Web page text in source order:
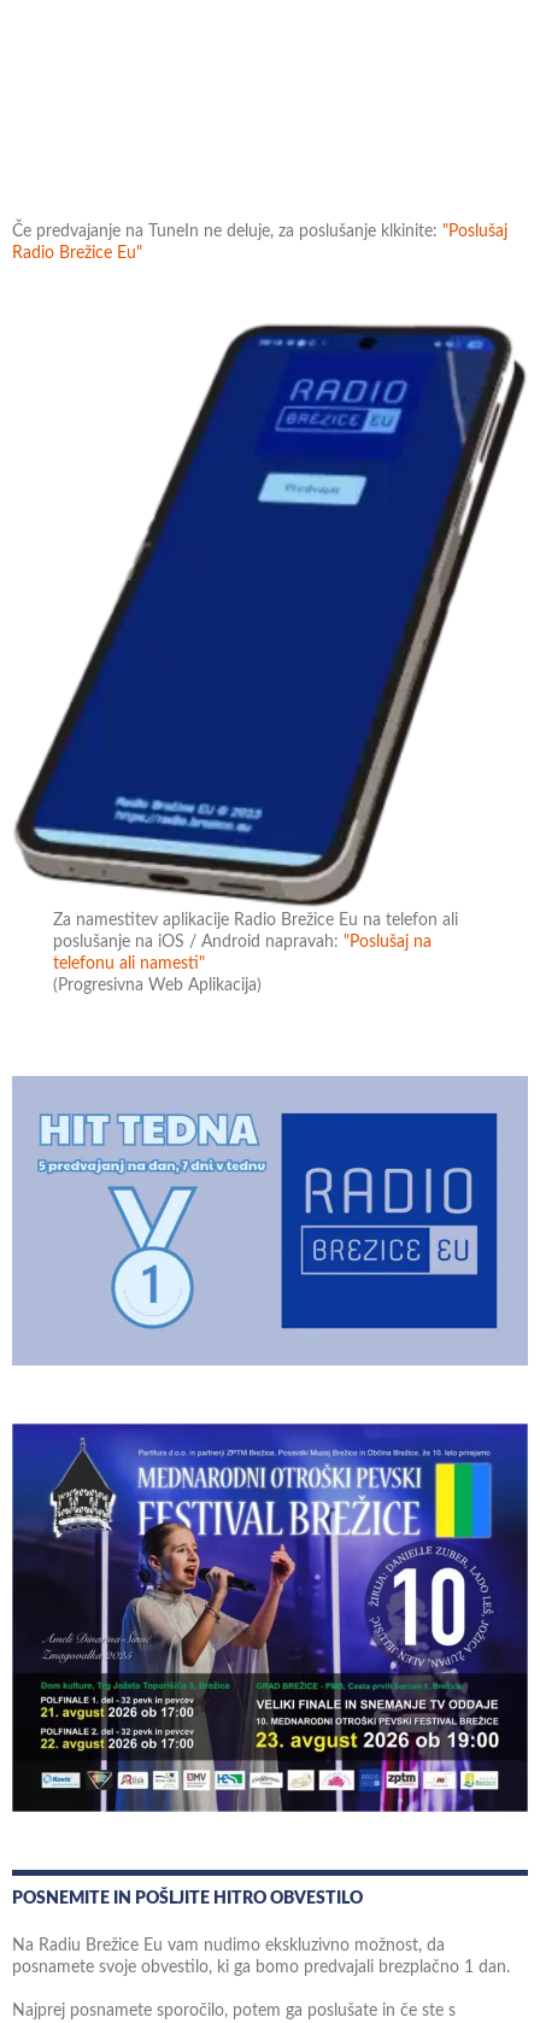
Če predvajanje na TuneIn ne deluje, za poslušanje klkinite: "Poslušaj
Radio Brežice Eu"
Za namestitev aplikacije Radio Brežice Eu na telefon ali
poslušanje na iOS / Android napravah:"Poslušaj na
telefonu ali namesti"
(Progresivna Web Aplikacija)
POSNEMITE IN POŠLJITE HITRO OBVESTILO
Na Radiu Brežice Eu vam nudimo ekskluzivno možnost, da
posnamete svoje obvestilo, ki ga bomo predvajali brezplačno 1 dan.
Najprej posnamete sporočilo, potem ga poslušate in če ste s